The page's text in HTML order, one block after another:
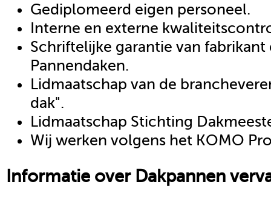
Gediplomeerd eigen personeel.
Interne en externe
Schriftelijke garantie van fabrikant
Pannendaken.
Lidmaatschap van de
dak".
Lidmaatschap Stichting
Wij werken volgens het KOMO
Informatie over Dakpannen